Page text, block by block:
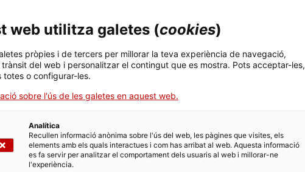
extraordinàries pel foment de la mobilitat internacional
amb finançamentNext Generation . Aquests ajuts
i Resiliència espanyol, en particular en el seu
artístics o formatius incloses les despeses que suposin la
de durada, amb un import per estada màxim de
de 2021 i el 31 de desembre de 2022.
web utilitza galetes (cookies)
pròpies i de tercers per millorar la teva experiència de navegació,
del web i personalitzar el contingut que es mostra. Pots acceptar-les,
totes o configurar-les.
sobre l'ús de les galetes en aquest web.
Analítica
Recullen informació anònima sobre l'ús del web, les pàgines que visites, els
elements amb els quals interactues i com has arribat al web. Aquesta informació
es fa servir per analitzar el comportament dels usuaris al web i millorar-ne
l'experiència.